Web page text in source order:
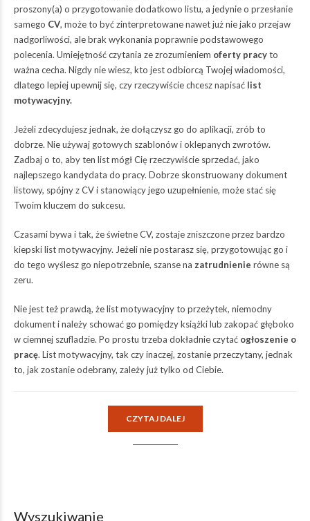
proszony(a) o przygotowanie dodatkowo listu, a jedynie o przesłanie
samego CV, może to być zinterpretowane nawet już nie jako przejaw
nadgorliwości, ale brak wykonania poprawnie podstawowego
polecenia. Umiejętność czytania ze zrozumieniem oferty pracyto
ważna cecha. Nigdy nie wiesz, kto jest odbiorcą Twojej wiadomości,
dlatego lepiej upewnij się, czy rzeczywiście chcesz napisać list
motywacyjny.
Jeżeli zdecydujesz jednak, że dołączysz go do aplikacji, zrób to
dobrze. Nie używaj gotowych szablonów i oklepanych zwrotów.
Zadbaj o to, aby ten list mógł Cię rzeczywiście sprzedać, jako
najlepszego kandydata do pracy. Dobrze skonstruowany dokument
listowy, spójny z CV i stanowiący jego uzupełnienie, może stać się
Twoim kluczem do sukcesu.
Czasami bywa i tak, że świetne CV, zostaje zniszczone przez bardzo
kiepski list motywacyjny. Jeżeli nie postarasz się, przygotowując go i
do tego wyślesz go niepotrzebnie, szanse na zatrudnienie równe są
zeru.
Nie jest też prawdą, że list motywacyjny to przeżytek, niemodny
dokument i należy schować go pomiędzy książki lub zakopać głęboko
w ciemnej szufladzie. Po prostu trzeba dokładnie czytać ogłoszenie o
pracę. List motywacyjny, tak czy inaczej, zostanie przeczytany, jednak
to, jak zostanie odebrany, zależy już tylko od Ciebie.
CZYTAJ DALEJ
Wyszukiwanie